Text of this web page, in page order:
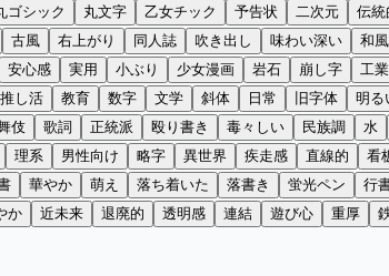
ゴシック 丸文字 乙女チック 予告状 二次元 伝統
古風 右上がり 同人誌 吹き出し 味わい深い 和風
安心感 実用 小ぶり 少女漫画 岩石 崩し字 工
推し活 教育 数字 文学 斜体 日常 旧字体 明る
伎 歌詞 正統派 殴り書き 毒々しい 民族調 水
理系 男性向け 略字 異世界 疾走感 直線的 看
華やか 萌え 落ち着いた 落書き 蛍光ペン 行
か 近未来 退廃的 透明感 連結 遊び心 重厚